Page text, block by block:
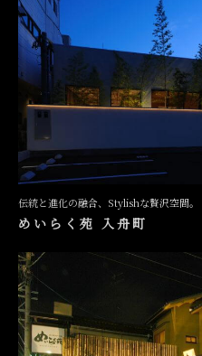
伝統と進化の融合、Stylishな贅沢空間。
めいらく苑 入舟町